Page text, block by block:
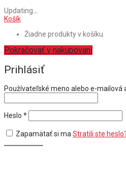
Updating…
Košík
Žiadne produkty v košíku.
Pokračovať v nakupovaní
Prihlásiť
Používateľské meno alebo e-mailová
Heslo *Povinné
Zapamätať si maStratili ste